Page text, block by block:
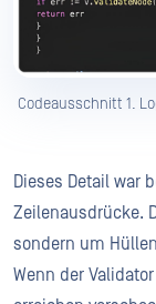
Codeausschnitt 1.
Dieses Detail war
Zeilenausdrücke.
sondern um
Wenn der